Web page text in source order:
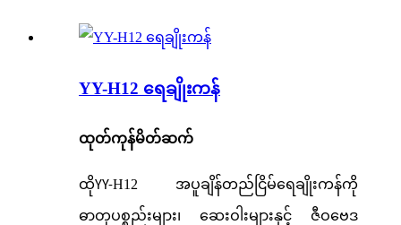
YY-H12 ရေချိုးကန်
ထုတ်ကုန်မိတ်ဆက်
ထိုYY-H12 အပူချိန်တည်ငြိမ်ရေချိုးကန်ကို
ဓာတုပစ္စည်းများ၊ ဆေးဝါးများနှင့် ဇီဝဗေဒ